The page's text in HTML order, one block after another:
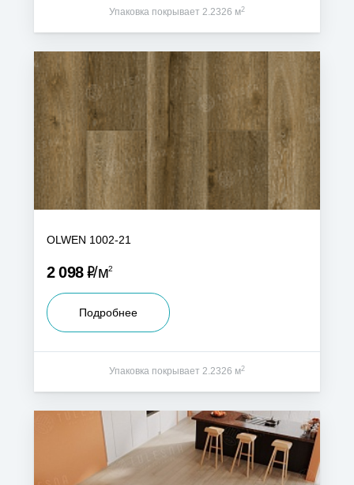
Упаковка покрывает 2.2326 м2
OLWEN 1002-21
2 098Р м2
Подробнее
Упаковка покрывает 2.2326 м2